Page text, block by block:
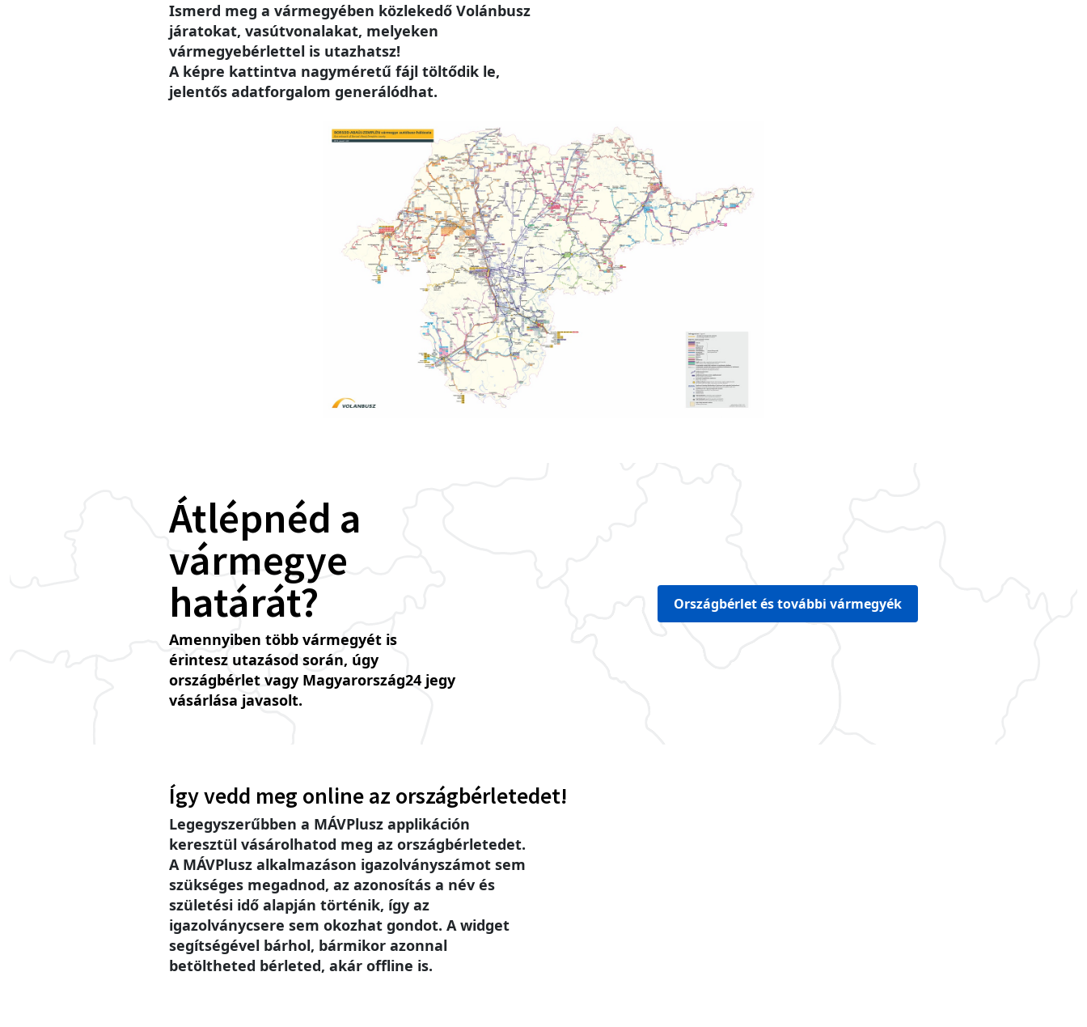
Ismerd meg a vármegyében közlekedő Volánbusz
járatokat, vasútvonalakat, melyeken
vármegyebérlettel is utazhatsz!
A képre kattintva nagyméretű fájl töltődik le,
jelentős adatforgalom generálódhat.
Image
Átlépnéd a
vármegye
határát?
Amennyiben több vármegyét is
érintesz utazásod során, úgy
országbérlet vagy Magyarország24 jegy
vásárlása javasolt.
Országbérlet és további vármegyék
Így vedd meg online az országbérletedet!
Legegyszerűbben a MÁVPlusz applikáción
keresztül vásárolhatod meg az országbérletedet.
A MÁVPlusz alkalmazáson igazolványszámot sem
szükséges megadnod, az azonosítás a név és
születési idő alapján történik, így az
igazolványcsere sem okozhat gondot. A widget
segítségével bárhol, bármikor azonnal
betöltheted bérleted, akár offline is.